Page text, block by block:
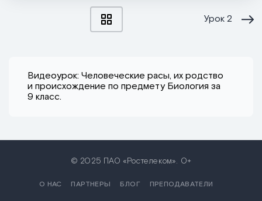
Урок2
Видеоурок: Человеческие расы, их родство
и происхождение по предмету Биология за
9 класс.
© 2025 ПАО «Ростелеком». 0+
О НАС ПАРТНЕРЫ БЛОГ ПРЕПОДАВАТЕЛИ